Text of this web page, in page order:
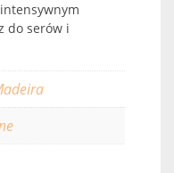
do serów i